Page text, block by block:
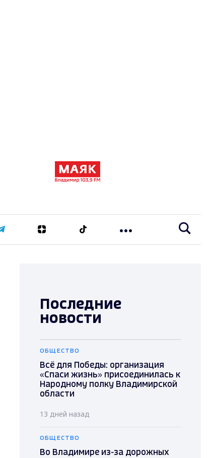
Последние
новости
ОБЩЕСТВО
Всё для Победы: организация
«Спаси жизнь» присоединилась к
Народному полку Владимирской
области
13 дней назад
ОБЩЕСТВО
Во Владимире из-за дорожных